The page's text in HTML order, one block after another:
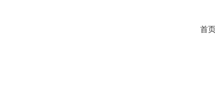
首页